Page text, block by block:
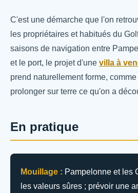
C'est une démarche que l'on
les propriétaires et habitués du
saisons de navigation entre
et le port, le projet d'une villa à
prend naturellement forme,
prolonger sur terre ce qu'on a
En pratique
Mouillage : Pampelonne et les
les valeurs sûres ; prévoir une